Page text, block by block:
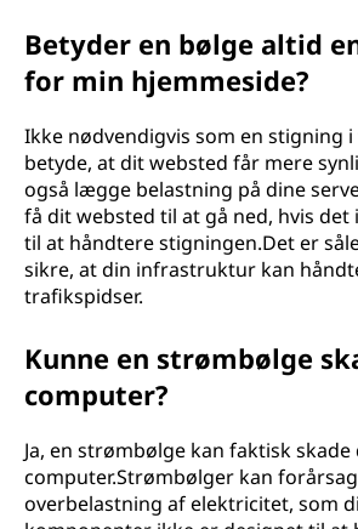
Betyder en bølge altid
for min hjemmeside?
Ikke nødvendigvis som en stigning
betyde, at dit websted får mere
også lægge belastning på dine
få dit websted til at gå ned, hvis
til at håndtere stigningen.Det er
sikre, at din infrastruktur kan
trafikspidser.
Kunne en strømbølge
computer?
Ja, en strømbølge kan faktisk skade
computer.Strømbølger kan
overbelastning af elektricitet, som